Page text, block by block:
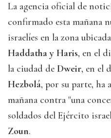
La agencia oficial de
confirmado esta mañana
israelíes en la zona
Haddatha y Haris, en el
la ciudad de Dweir, en el
Hezbolá, por su parte, ha
mañana contra "una
soldados del Ejército
Zoun.